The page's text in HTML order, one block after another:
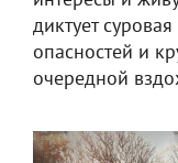
диктует
опасностей и
очередной